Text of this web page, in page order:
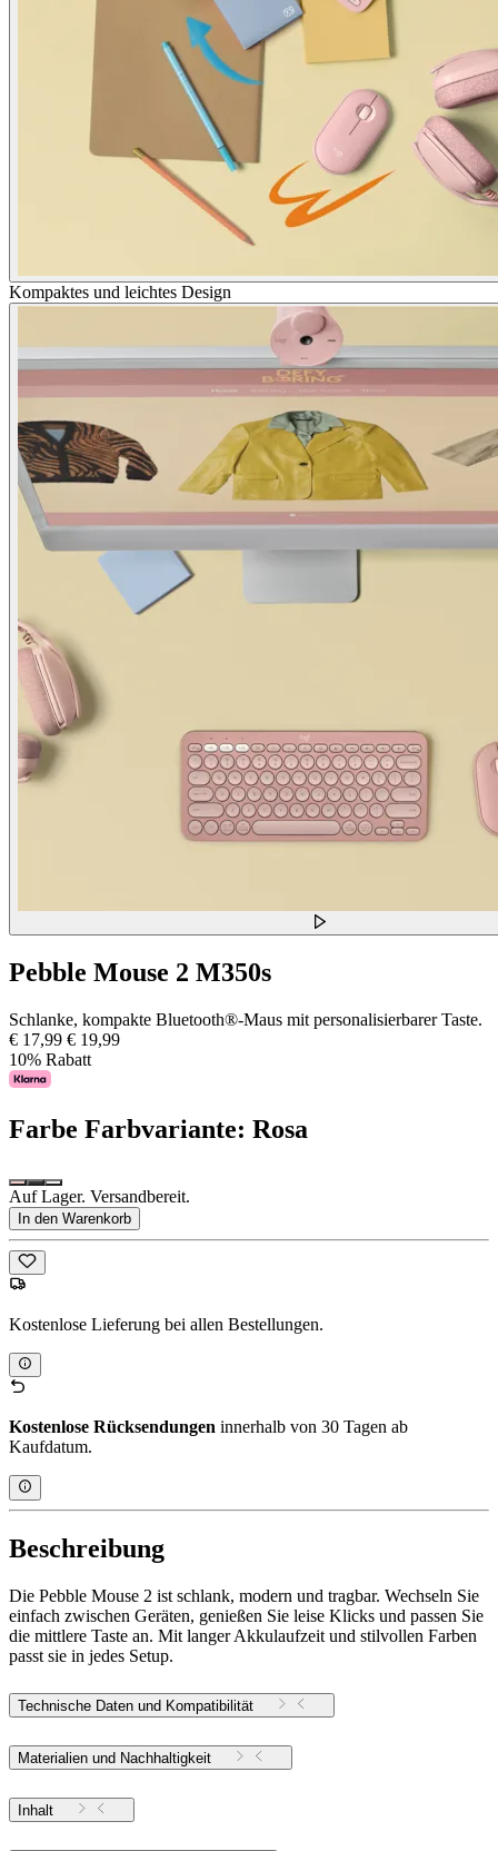
Kompaktes und leichtes Design
Pebble Mouse 2 M350s
Schlanke, kompakte Bluetooth®-Maus mit personalisierbarer Taste.
€ 17,99 € 19,99
10% Rabatt
Farbe Farbvariante: Rosa
Auf Lager. Versandbereit.
In den Warenkorb
Kostenlose Lieferung bei allen Bestellungen.
Kostenlose Rücksendungen innerhalb von 30 Tagen ab
Kaufdatum.
Beschreibung
Die Pebble Mouse 2 ist schlank, modern und tragbar. Wechseln Sie
einfach zwischen Geräten, genießen Sie leise Klicks und passen Sie
die mittlere Taste an. Mit langer Akkulaufzeit und stilvollen Farben
passt sie in jedes Setup.
Technische Daten und Kompatibilität
Materialien und Nachhaltigkeit
Inhalt